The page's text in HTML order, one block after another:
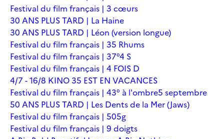
Festival du film français | 3 cœurs
30 ANS PLUS TARD | La Haine
30 ANS PLUS TARD | Léon (version longue)
Festival du film français | 35 Rhums
Festival du film français | 37°4 S
Festival du film français | 4 FOIS D
4/7 - 16/8 KINO 35 EST EN VACANCES
Festival du film français | 43° à l'ombre5 septembre
50 ANS PLUS TARD | Les Dents de la Mer (Jaws)
Festival du film français | 505g
Festival du film français | 9 doigts